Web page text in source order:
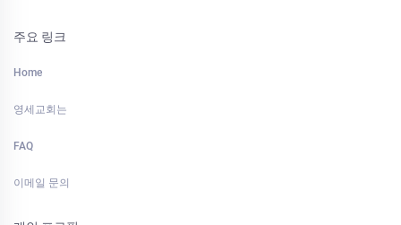
주요 링크
Home
영세교회는
FAQ
이메일 문의